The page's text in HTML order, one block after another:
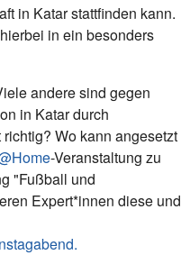
in Katar stattfinden kann.
in ein besonders
andere sind gegen
in Katar durch
Wo kann angesetzt
-Veranstaltung zu
"Fußball und
Expert*innen diese und